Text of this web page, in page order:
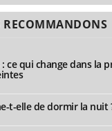
RECOMMANDONS
ce qui change dans la
t-elle de dormir la nuit